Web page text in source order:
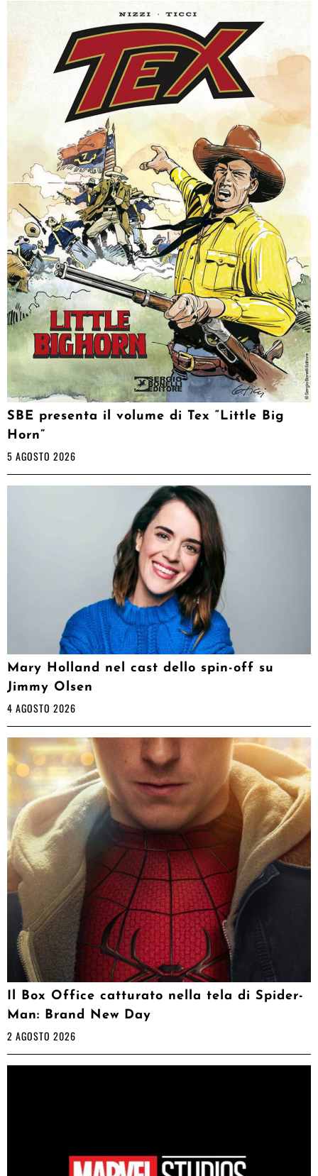
SBE presenta il volume di Tex “Little Big
Horn”
5 AGOSTO 2026
Mary Holland nel cast dello spin-off su
Jimmy Olsen
4 AGOSTO 2026
Il Box Office catturato nella tela di Spider-
Man: Brand New Day
2 AGOSTO 2026